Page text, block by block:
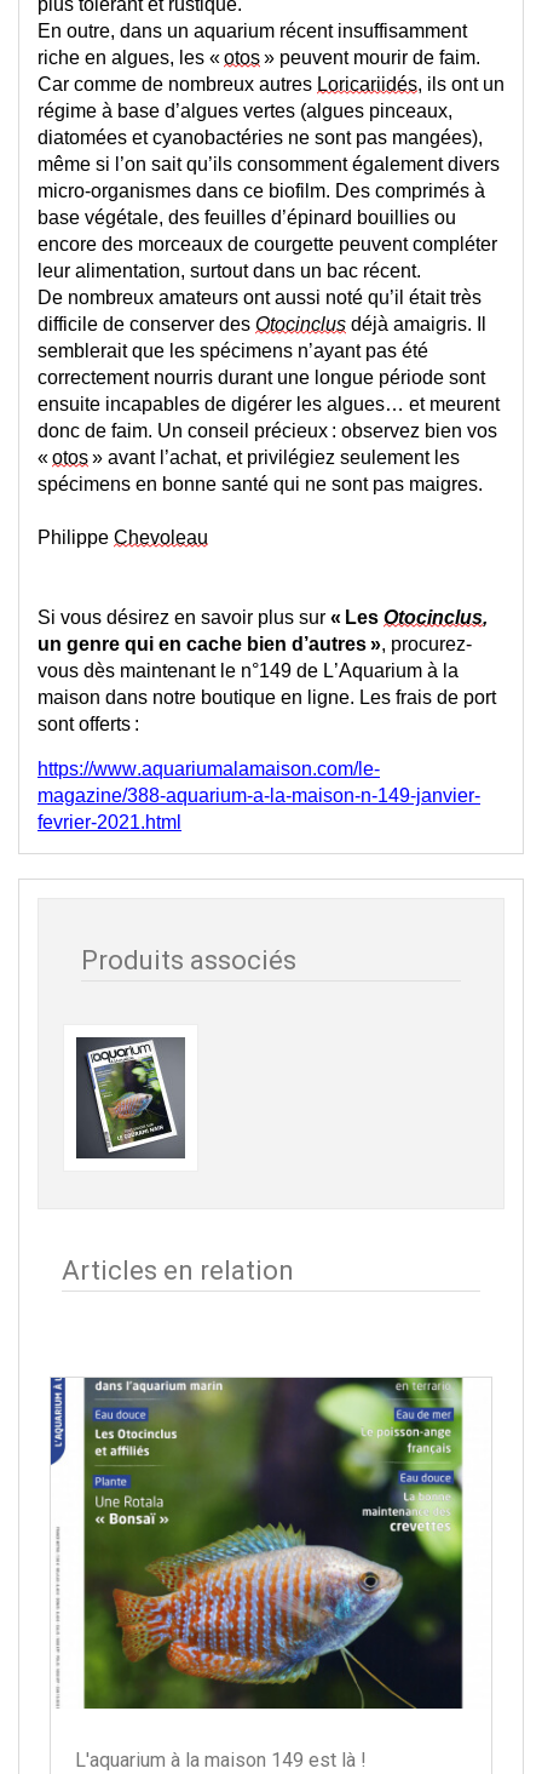
plus tolérant et rustique.
En outre, dans un aquarium récent insuffisamment
riche en algues, les « otos » peuvent mourir de faim.
Car comme de nombreux autres Loricariidés, ils ont un
régime à base d’algues vertes (algues pinceaux,
diatomées et cyanobactéries ne sont pas mangées),
même si l’on sait qu’ils consomment également divers
micro-organismes dans ce biofilm. Des comprimés à
base végétale, des feuilles d’épinard bouillies ou
encore des morceaux de courgette peuvent compléter
leur alimentation, surtout dans un bac récent.
De nombreux amateurs ont aussi noté qu’il était très
difficile de conserver des Otocinclus déjà amaigris. Il
semblerait que les spécimens n’ayant pas été
correctement nourris durant une longue période sont
ensuite incapables de digérer les algues… et meurent
donc de faim. Un conseil précieux : observez bien vos
« otos » avant l’achat, et privilégiez seulement les
spécimens en bonne santé qui ne sont pas maigres.
Philippe Chevoleau
Si vous désirez en savoir plus sur « Les Otocinclus
un genre qui en cache bien d’autres », procurez-
vous dès maintenant le n°149 de L’Aquarium à la
maison dans notre boutique en ligne. Les frais de port
sont offerts :
https://www.aquariumalamaison.com/le-
magazine/388-aquarium-a-la-maison-n-149-janvier-
fevrier-2021.html
Produits associés
Articles en relation
L'aquarium à la maison 149 est là !